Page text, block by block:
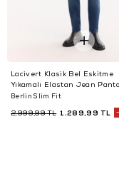
Lacivert Klasik Bel Eskitme
Yıkamalı Elastan Jean
Berlin Slim Fit
1.289,99 TL
2.999,99 TL